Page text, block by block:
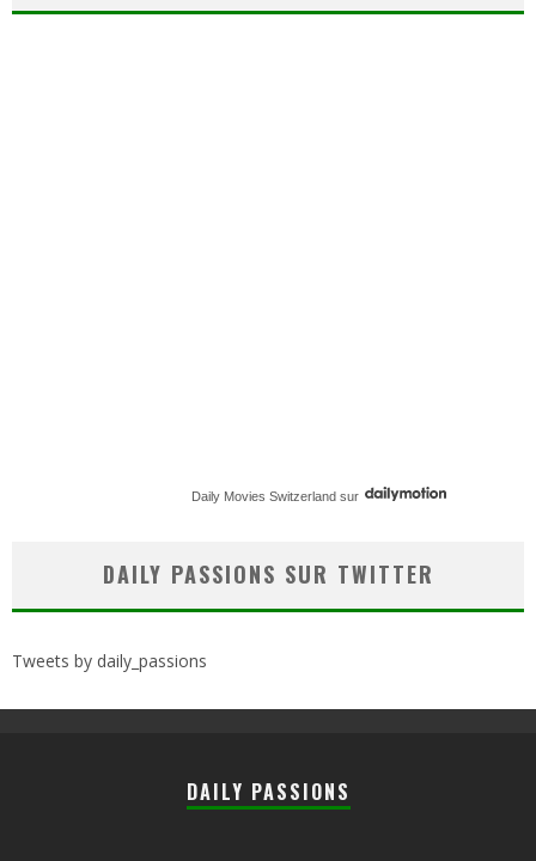
Daily Movies Switzerland sur
DAILY PASSIONS SUR TWITTER
Tweets by daily_passions
DAILY PASSIONS